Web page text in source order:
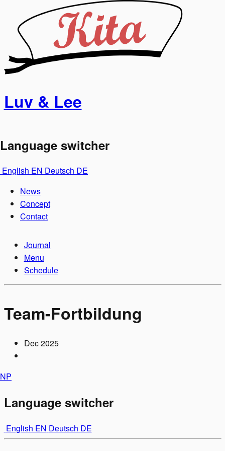
Luv & Lee
Language switcher
English EN Deutsch DE
News
Concept
Contact
Journal
Menu
Schedule
Team-Fortbildung
Dec 2025
NP
Language switcher
English EN Deutsch DE